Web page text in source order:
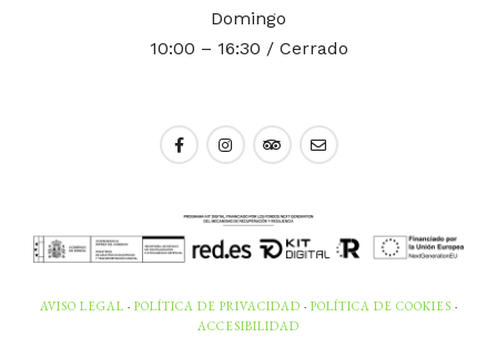
Domingo
10:00 – 16:30 / Cerrado
AVISO LEGAL · POLÍTICA DE PRIVACIDAD · POLÍTICA DE COOKIES ·
ACCESIBILIDAD